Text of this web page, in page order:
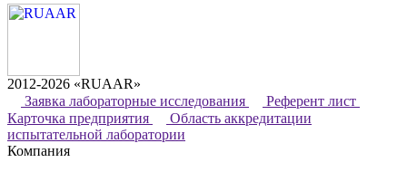
2012-2026 «RUAAR»
Заявка лабораторные исследования
Референт лист
Карточка предприятия
Область аккредитации
испытательной лаборатории
Компания